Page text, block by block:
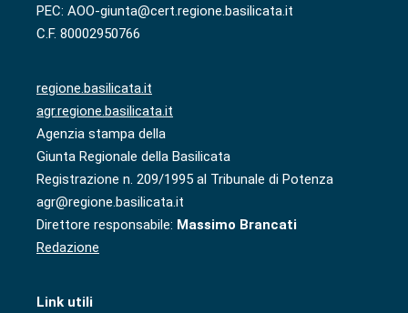
PEC: AOO-giunta@cert.regione.basilicata.it
C.F. 80002950766
regione.basilicata.it
agr.regione.basilicata.it
Agenzia stampa della
Giunta Regionale della Basilicata
Registrazione n. 209/1995 al Tribunale di Potenza
agr@regione.basilicata.it
Direttore responsabile: Massimo Brancati
Redazione
Link utili